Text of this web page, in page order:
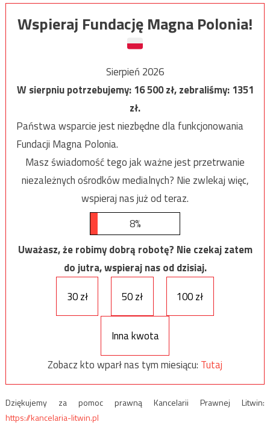
Wspieraj Fundację Magna Polonia!
Sierpień 2026
W sierpniu potrzebujemy:16 500zł, zebraliśmy:1351
zł.
Państwa wsparcie jest niezbędne dla funkcjonowania
Fundacji Magna Polonia.
Masz świadomość tego jak ważne jest przetrwanie
niezależnych ośrodków medialnych? Nie zwlekaj więc,
wspieraj nas już od teraz.
8%
Uważasz, że robimy dobrą robotę? Nie czekaj zatem
do jutra, wspieraj nas od dzisiaj.
30 zł
50 zł 100 zł
Inna kwota
Zobacz kto wparł nas tym miesiącu: Tutaj
Dziękujemy za pomoc prawną Kancelarii Prawnej Litwin:
https://kancelaria-litwin.pl